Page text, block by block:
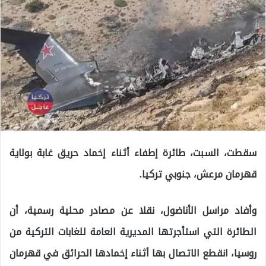
سقطت، السبت، طائرة إطفاء أثناء إخماد حريق غابة بولاية
قهرمان مرعش، جنوبي تركيا.
وأفاد مراسل الأناضول، نقلا عن مصادر محلية رسمية، أن
الطائرة التي استأجرتها المديرية العامة للغابات التركية من
روسيا، انقطع الاتصال بها أثناء إخمادها الحرائق في قهرمان